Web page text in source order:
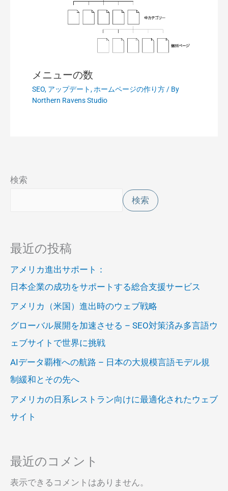
メニューの数
SEO, アップデート,ホームページの作り方/ By
Northern Ravens Studio
検索
検索
最近の投稿
アメリカ進出サポート：
日本企業の成功をサポートする総合支援サービス
アメリカ（米国）進出時のウェブ戦略
グローバル展開を加速させる – SEO対策済み多言語ウ
ェブサイトで世界に挑戦
AIデータ覇権への航路 – 日本の大規模言語モデル規
制緩和とその先へ
アメリカの日系レストラン向けに最適化されたウェブ
サイト
最近のコメント
表示できるコメントはありません。